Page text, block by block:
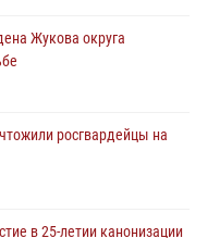
Жукова округа
росгвардейцы на
в 25‑летии канонизации